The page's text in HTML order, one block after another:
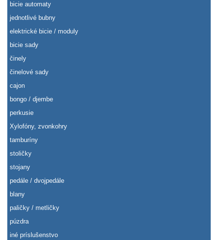
bicie automaty
jednotlivé bubny
elektrické bicie / moduly
bicie sady
činely
činelové sady
cajon
bongo / djembe
perkusie
Xylofóny, zvonkohry
tamburíny
stoličky
stojany
pedále / dvojpedále
blany
paličky / metličky
púzdra
iné príslušenstvo